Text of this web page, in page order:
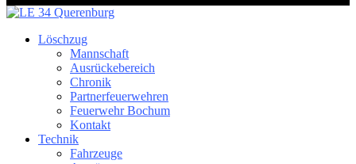
Löschzug
Mannschaft
Ausrückebereich
Chronik
Partnerfeuerwehren
Feuerwehr Bochum
Kontakt
Technik
Fahrzeuge